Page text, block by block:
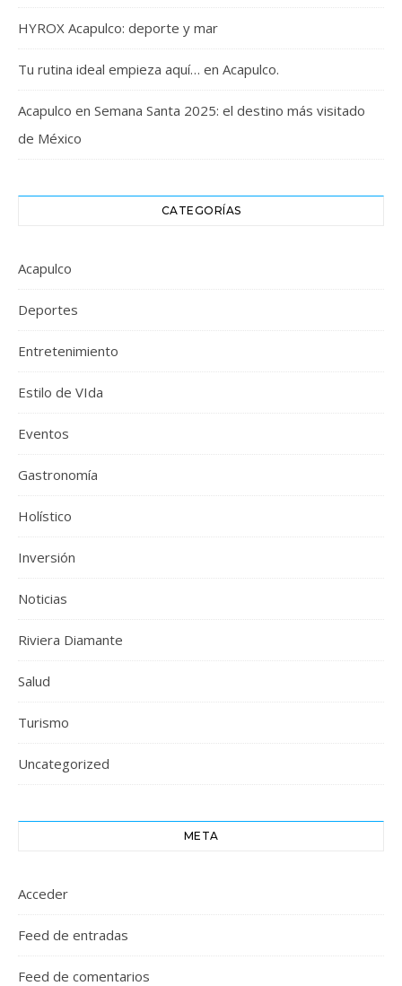
HYROX Acapulco: deporte y mar
Tu rutina ideal empieza aquí… en Acapulco.
Acapulco en Semana Santa 2025: el destino más visitado
de México
CATEGORÍAS
Acapulco
Deportes
Entretenimiento
Estilo de VIda
Eventos
Gastronomía
Holístico
Inversión
Noticias
Riviera Diamante
Salud
Turismo
Uncategorized
META
Acceder
Feed de entradas
Feed de comentarios